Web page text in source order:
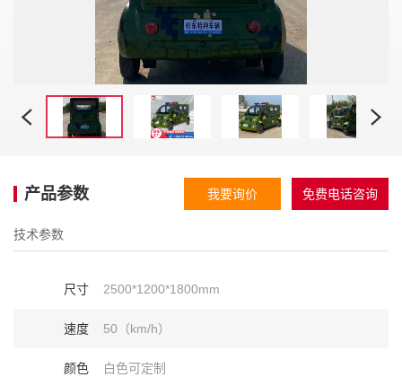
产品参数 我要询价 免费电话咨询
技术参数
尺寸 2500*1200*1800mm
速度 50（km/h）
颜色 白色可定制